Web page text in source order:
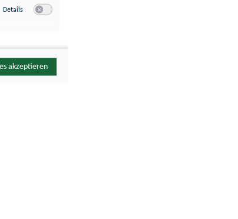
Details zu YouTube
akzeptieren